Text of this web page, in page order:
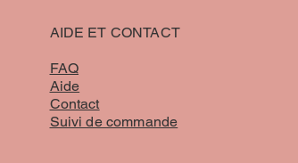
AIDE ET CONTACT
FAQ
Aide
Contact
Suivi de commande